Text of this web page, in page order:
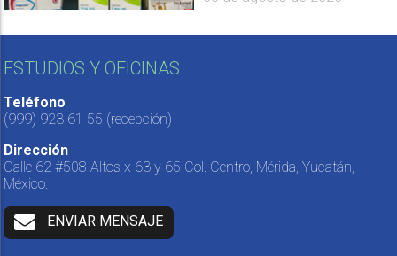
ESTUDIOS Y OFICINAS
Teléfono
(999) 923 61 55 (recepción)
Dirección
Calle 62 #508 Altos x 63 y 65 Col. Centro, Mérida, Yucatán,
México.
ENVIAR MENSAJE